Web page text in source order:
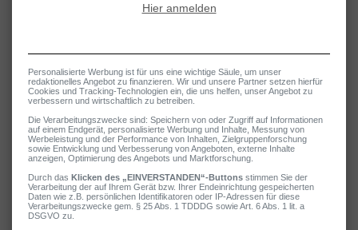
schmerzlindernd als auch entzündungshemmend wirken. Zu diesen
Zur lokalen Anwendung stehen auch Präparate auf Basis von
pflanzlichen Wirkstoffenzur Verfügung, die traditionell zur
Linderung von Gelenkbeschwerden angewendet werden.
Gut zu wissen:Die lokale Anwendung ist in der Regel besonders gut
verträglich.
Schmerztabletten bei Arthrose